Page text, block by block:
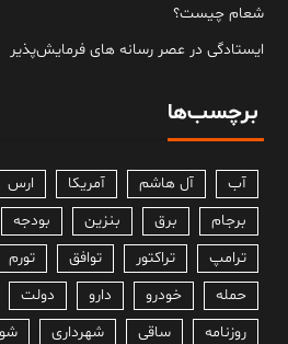
شعام چیست؟
ایستادگی در عصر رسانه های فرمایش‌پذیر
برچسب‌ها
آب آل هاشم آمریکا ارس
برجام
برق بنزین بودجه
ترامپ
تراکتور توافق تورم
حمله
خودرو دارو دولت
روزنامه
ساقی شهرداری